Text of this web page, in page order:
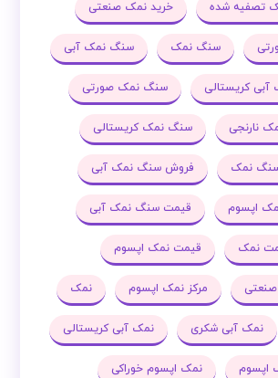
تصفیه شده خرید نمک صنعتی
سنگ نمک سنگ نمک آبی
کریستالی سنگ نمک صورتی
نارنجی سنگ نمک کریستالی
نمک فروش سنگ نمک آبی
اپسوم قیمت سنگ نمک آبی
نمک قیمت نمک اپسوم
مرکز نمک اپسوم نمک
نمک آبی شکری نمک آبی کریستالی
اپسوم نمک اپسوم خوراکی